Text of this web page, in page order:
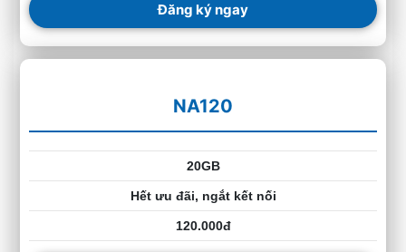
Đăng ký ngay
NA120
20GB
Hết ưu đãi, ngắt kết nối
120.000đ